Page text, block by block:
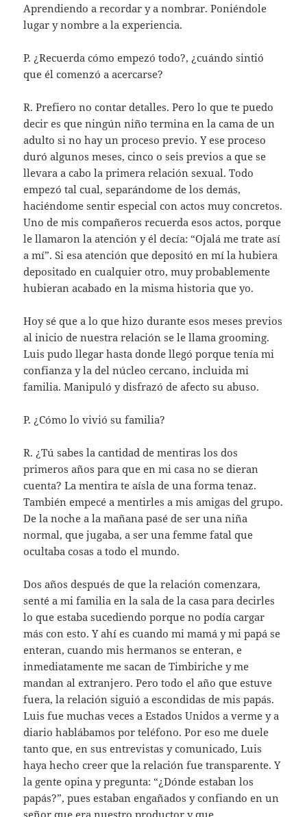
Aprendiendo a recordar y a nombrar. Poniéndole
lugar y nombre a la experiencia.
P. ¿Recuerda cómo empezó todo?, ¿cuándo sintió
que él comenzó a acercarse?
R. Prefiero no contar detalles. Pero lo que te puedo
decir es que ningún niño termina en la cama de un
adulto si no hay un proceso previo. Y ese proceso
duró algunos meses, cinco o seis previos a que se
llevara a cabo la primera relación sexual. Todo
empezó tal cual, separándome de los demás,
haciéndome sentir especial con actos muy concretos.
Uno de mis compañeros recuerda esos actos, porque
le llamaron la atención y él decía: “Ojalá me trate así
a mí”. Si esa atención que depositó en mí la hubiera
depositado en cualquier otro, muy probablemente
hubieran acabado en la misma historia que yo.
Hoy sé que a lo que hizo durante esos meses previos
al inicio de nuestra relación se le llama grooming.
Luis pudo llegar hasta donde llegó porque tenía mi
confianza y la del núcleo cercano, incluida mi
familia. Manipuló y disfrazó de afecto su abuso.
P. ¿Cómo lo vivió su familia?
R. ¿Tú sabes la cantidad de mentiras los dos
primeros años para que en mi casa no se dieran
cuenta? La mentira te aísla de una forma tenaz.
También empecé a mentirles a mis amigas del grupo.
De la noche a la mañana pasé de ser una niña
normal, que jugaba, a ser una femme fatal que
ocultaba cosas a todo el mundo.
Dos años después de que la relación comenzara,
senté a mi familia en la sala de la casa para decirles
lo que estaba sucediendo porque no podía cargar
más con esto. Y ahí es cuando mi mamá y mi papá se
enteran, cuando mis hermanos se enteran, e
inmediatamente me sacan de Timbiriche y me
mandan al extranjero. Pero todo el año que estuve
fuera, la relación siguió a escondidas de mis papás.
Luis fue muchas veces a Estados Unidos a verme y a
diario hablábamos por teléfono. Por eso me duele
tanto que, en sus entrevistas y comunicado, Luis
haya hecho creer que la relación fue transparente. Y
la gente opina y pregunta: “¿Dónde estaban los
papás?”, pues estaban engañados y confiando en un
señor que era nuestro productor y que